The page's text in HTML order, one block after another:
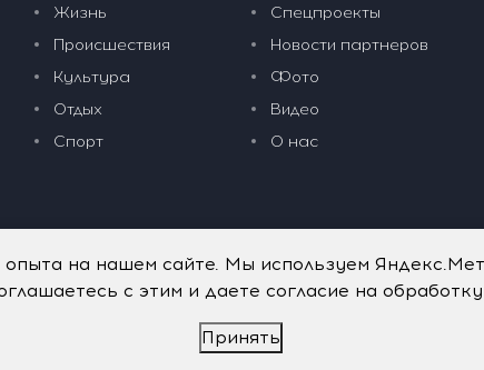
Жизнь
Происшествия
Культура
Отдых
Спорт
Спецпроекты
Новости партнеров
Фото
Видео
О нас
Политика обработки персональных данных
портала vkpress.ru, а также на исходные данные, включая
на нашем сайте. Мы используем
с этим и даете согласие на
Принять